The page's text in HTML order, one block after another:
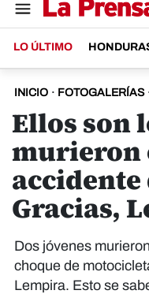
LO ÚLTIMO
INICIO · FOTOGALERÍAS
Ellos son
murieron
accidente
Gracias,
Dos jóvenes
choque de
Lempira. Esto se